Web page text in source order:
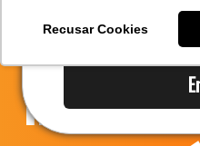
Recusar Cookies
A Mastersul
Responsabilidade social
promete